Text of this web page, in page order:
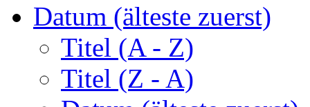
Datum (älteste zuerst)
Titel (A - Z)
Titel (Z - A)